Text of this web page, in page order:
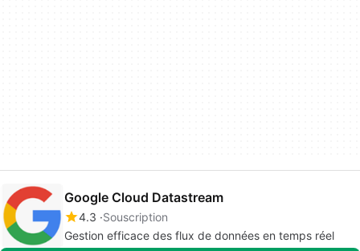
Google Cloud Datastream
4.3 Souscription
Gestion efficace des flux de données en temps réel